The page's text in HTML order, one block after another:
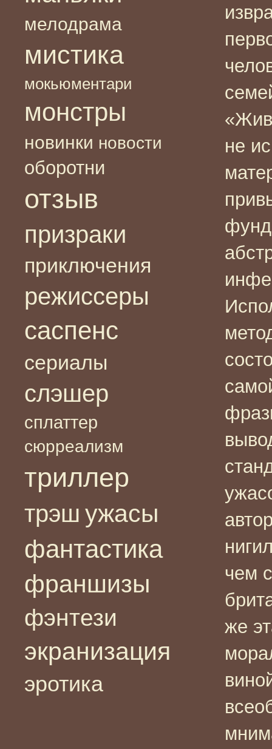
мелодрама
мистика
мокьюментари
монстры
новинки новости
оборотни
отзыв
призраки
приключения
режиссеры
саспенс
сериалы
слэшер
сплаттер
сюрреализм
триллер
трэш ужасы
фантастика
франшизы
фэнтези
экранизация
эротика
не
чем
же